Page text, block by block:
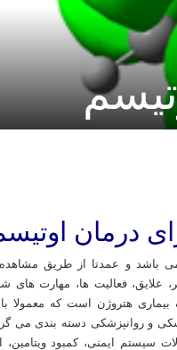
درمان
باشد و عمدتا از طریق
علایق، فعالیت ها، مهارت های
هتروژن است که معمولا با
و روانپزشکی دسته بندی می
سیستم ایمنی، کمبود ویتامین،